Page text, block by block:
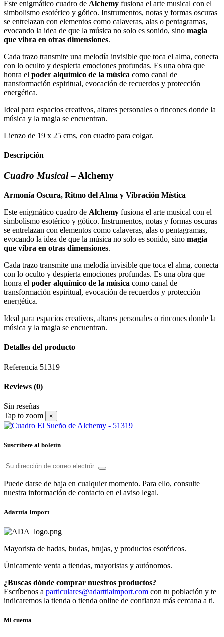
Este enigmático cuadro de Alchemy fusiona el arte musical con el
simbolismo esotérico y gótico. Instrumentos, notas y formas oscuras
se entrelazan con elementos como calaveras, alas o pentagramas,
evocando la idea de que la música no solo es sonido, sino magia
que vibra en otras dimensiones.
Cada trazo transmite una melodía invisible que toca el alma, conecta
con lo oculto y despierta emociones profundas. Es una obra que
honra el poder alquímico de la música como canal de
transformación espiritual, evocación de recuerdos y protección
energética.
Ideal para espacios creativos, altares personales o rincones donde la
música y la magia se encuentran.
Lienzo de 19 x 25 cms, con cuadro para colgar.
Descripción
Cuadro Musical– Alchemy
Armonía Oscura, Ritmo del Alma y Vibración Mística
Este enigmático cuadro de Alchemy fusiona el arte musical con el
simbolismo esotérico y gótico. Instrumentos, notas y formas oscuras
se entrelazan con elementos como calaveras, alas o pentagramas,
evocando la idea de que la música no solo es sonido, sino magia
que vibra en otras dimensiones.
Cada trazo transmite una melodía invisible que toca el alma, conecta
con lo oculto y despierta emociones profundas. Es una obra que
honra el poder alquímico de la música como canal de
transformación espiritual, evocación de recuerdos y protección
energética.
Ideal para espacios creativos, altares personales o rincones donde la
música y la magia se encuentran.
Detalles del producto
Referencia 51319
Reviews (0)
Sin reseñas
Tap to zoom
×
Suscríbete al boletín
Puede darse de baja en cualquier momento. Para ello, consulte
nuestra información de contacto en el aviso legal.
Adarttia Import
Mayorista de hadas, budas, brujas, y productos esotéricos.
Únicamente venta a tiendas, mayoristas y autónomos.
¿Buscas dónde comprar nuestros productos?
Escríbenos a particulares@adarttiaimport.com con tu población y te
indicaremos la tienda o tienda online de confianza más cercana a ti.
Mi cuenta